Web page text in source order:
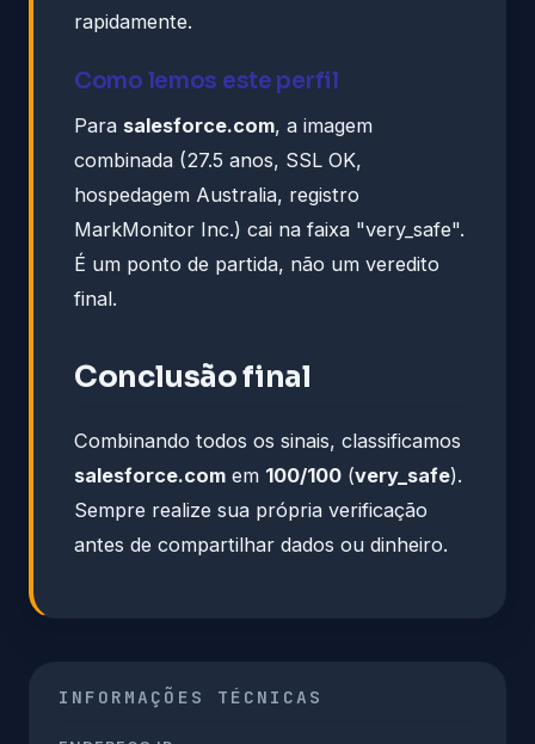
rapidamente.
Como lemos este perfil
Para salesforce.com, a imagem
combinada (27.5 anos, SSL OK,
hospedagem Australia, registro
MarkMonitor Inc.) cai na faixa "very_safe".
É um ponto de partida, não um veredito
final.
Conclusão final
Combinando todos os sinais, classificamos
salesforce.com em 100/100 (very_safe).
Sempre realize sua própria verificação
antes de compartilhar dados ou dinheiro.
INFORMAÇÕES TÉCNICAS